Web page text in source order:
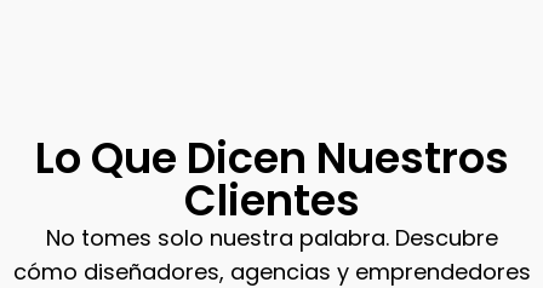
Lo Que Dicen Nuestros
Clientes
No tomes solo nuestra palabra. Descubre
cómo diseñadores, agencias y emprendedores